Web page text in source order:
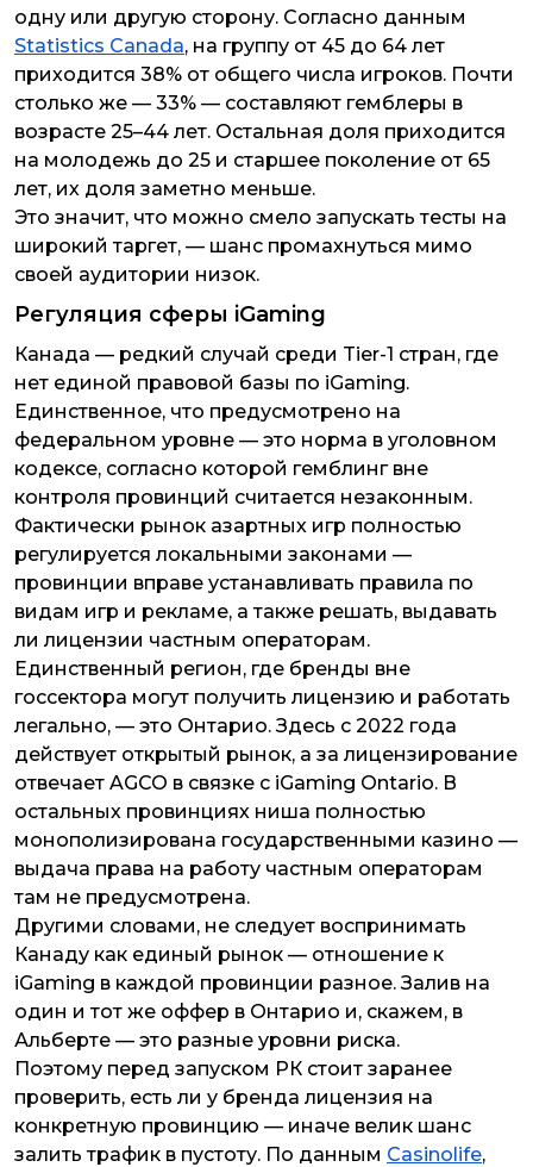
одну или другую сторону. Согласно данным
Statistics Canada, на группу от 45 до 64 лет
приходится 38% от общего числа игроков. Почти
столько же — 33% — составляют гемблеры в
возрасте 25–44 лет. Остальная доля приходится
на молодежь до 25 и старшее поколение от 65
лет, их доля заметно меньше.
Это значит, что можно смело запускать тесты на
широкий таргет, — шанс промахнуться мимо
своей аудитории низок.
Регуляция сферы iGaming
Канада — редкий случай среди Tier-1 стран, где
нет единой правовой базы по iGaming.
Единственное, что предусмотрено на
федеральном уровне — это норма в уголовном
кодексе, согласно которой гемблинг вне
контроля провинций считается незаконным.
Фактически рынок азартных игр полностью
регулируется локальными законами —
провинции вправе устанавливать правила по
видам игр и рекламе, а также решать, выдавать
ли лицензии частным операторам.
Единственный регион, где бренды вне
госсектора могут получить лицензию и работать
легально, — это Онтарио. Здесь с 2022 года
действует открытый рынок, а за лицензирование
отвечает AGCO в связке с iGaming Ontario. В
остальных провинциях ниша полностью
монополизирована государственными казино —
выдача права на работу частным операторам
там не предусмотрена.
Другими словами, не следует воспринимать
Канаду как единый рынок — отношение к
iGaming в каждой провинции разное. Залив на
один и тот же оффер в Онтарио и, скажем, в
Альберте — это разные уровни риска.
Поэтому перед запуском РК стоит заранее
проверить, есть ли у бренда лицензия на
конкретную провинцию — иначе велик шанс
залить трафик в пустоту. По данным Casinolife,